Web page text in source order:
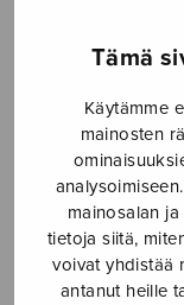
Tämä
Käytämme
mainosten
mainosalan
tietoja siitä,
voivat yhdistää
antanut heille
Etusivu › Media
28.11.2019